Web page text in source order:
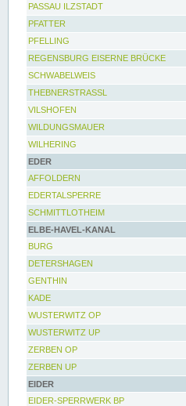
PASSAU ILZSTADT
PFATTER
PFELLING
REGENSBURG EISERNE BRÜCKE
SCHWABELWEIS
THEBNERSTRASSL
VILSHOFEN
WILDUNGSMAUER
WILHERING
EDER
AFFOLDERN
EDERTALSPERRE
SCHMITTLOTHEIM
ELBE-HAVEL-KANAL
BURG
DETERSHAGEN
GENTHIN
KADE
WUSTERWITZ OP
WUSTERWITZ UP
ZERBEN OP
ZERBEN UP
EIDER
EIDER-SPERRWERK BP